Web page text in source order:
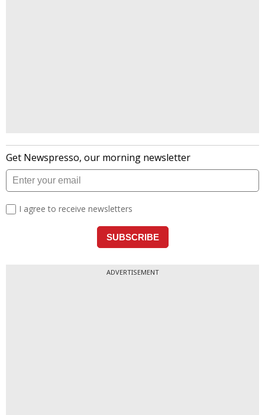
ADVERTISEMENT